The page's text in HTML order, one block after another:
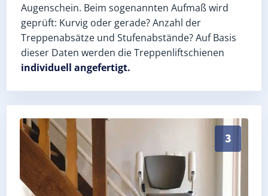
Augenschein. Beim sogenannten Aufmaß wird
geprüft: Kurvig oder gerade? Anzahl der
Treppenabsätze und Stufenabstände? Auf Basis
dieser Daten werden die Treppenliftschienen
individuell angefertigt.
3
Schneller, sauberer Einbau durch zertifizierte